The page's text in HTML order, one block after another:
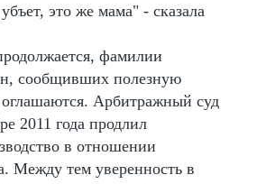
это же мама" - сказала
фамилии
сообщивших полезную
Арбитражный суд
2011 года продлил
в отношении
Между тем уверенность в